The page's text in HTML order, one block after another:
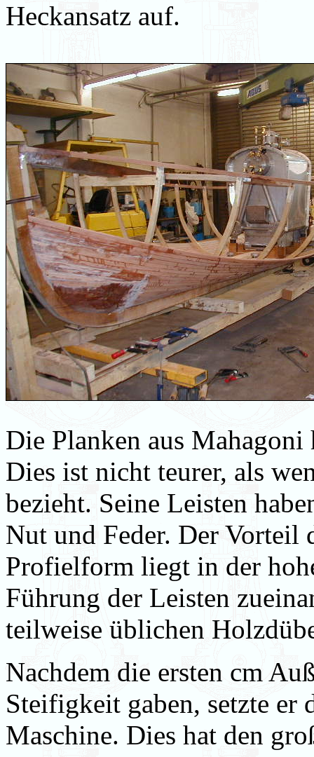
Heckansatz auf.
Die Planken aus Mahagoni
Dies ist nicht teurer, als
bezieht. Seine Leisten
Nut und Feder. Der
Profielform liegt in der
Führung der Leisten
teilweise üblichen
Nachdem die ersten cm
Steifigkeit gaben, setzte er
Maschine. Dies hat den